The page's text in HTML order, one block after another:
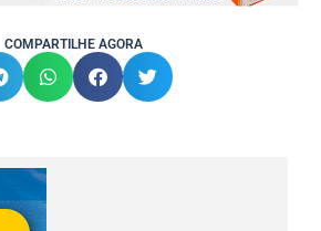
COMPARTILHE AGORA